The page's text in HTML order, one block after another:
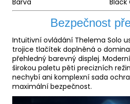
Bezpečnost
Intuitivní ovládání Thelema Solo
trojice tlačítek doplněná o
přehledný barevný displej.
širokou paletu pěti precizních
nechybí ani komplexní sada
maximální bezpečnost.